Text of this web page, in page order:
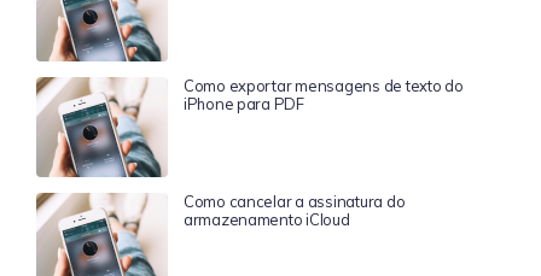
Como exportar mensagens de texto do
iPhone para PDF
Como cancelar a assinatura do
armazenamento iCloud